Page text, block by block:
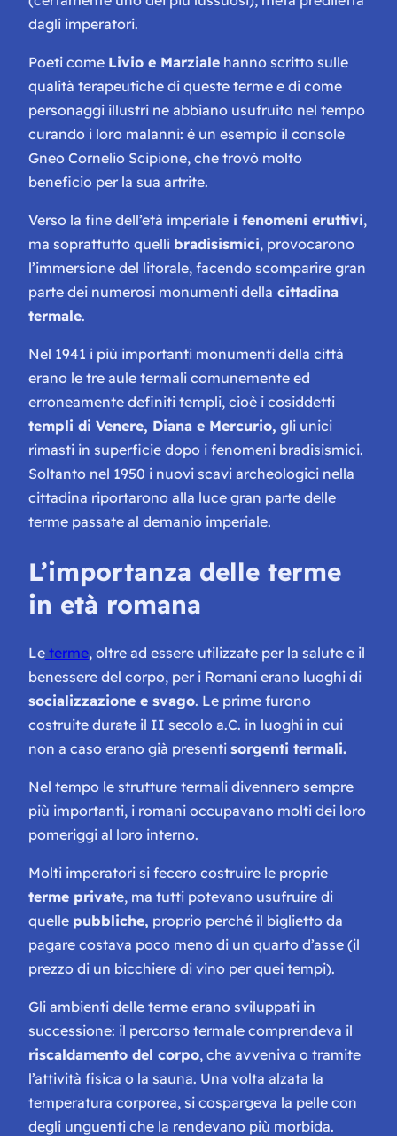
dagli imperatori.
Poeti come Livio e Marziale hanno scritto sulle
qualità terapeutiche di queste terme e di come
personaggi illustri ne abbiano usufruito nel tempo
curando i loro malanni: è un esempio il console
Gneo Cornelio Scipione, che trovò molto
beneficio per la sua artrite.
Verso la fine dell’età imperiale i fenomeni eruttivi,
ma soprattutto quelli bradisismici, provocarono
l’immersione del litorale, facendo scomparire gran
parte dei numerosi monumenti della cittadina
termale.
Nel 1941 i più importanti monumenti della città
erano le tre aule termali comunemente ed
erroneamente definiti templi, cioè i cosiddetti
templi di Venere, Diana e Mercurio, gli unici
rimasti in superficie dopo i fenomeni bradisismici.
Soltanto nel 1950 i nuovi scavi archeologici nella
cittadina riportarono alla luce gran parte delle
terme passate al demanio imperiale.
L’importanza delle terme
in età romana
Le terme, oltre ad essere utilizzate per la salute e il
benessere del corpo, per i Romani erano luoghi di
socializzazione e svago. Le prime furono
costruite durate il II secolo a.C. in luoghi in cui
non a caso erano già presenti sorgenti termali.
Nel tempo le strutture termali divennero sempre
più importanti, i romani occupavano molti dei loro
pomeriggi al loro interno.
Molti imperatori si fecero costruire le proprie
terme private, ma tutti potevano usufruire di
quelle pubbliche, proprio perché il biglietto da
pagare costava poco meno di un quarto d’asse (il
prezzo di un bicchiere di vino per quei tempi).
Gli ambienti delle terme erano sviluppati in
successione: il percorso termale comprendeva il
riscaldamento del corpo, che avveniva o tramite
l’attività fisica o la sauna. Una volta alzata la
temperatura corporea, si cospargeva la pelle con
degli unguenti che la rendevano più morbida.